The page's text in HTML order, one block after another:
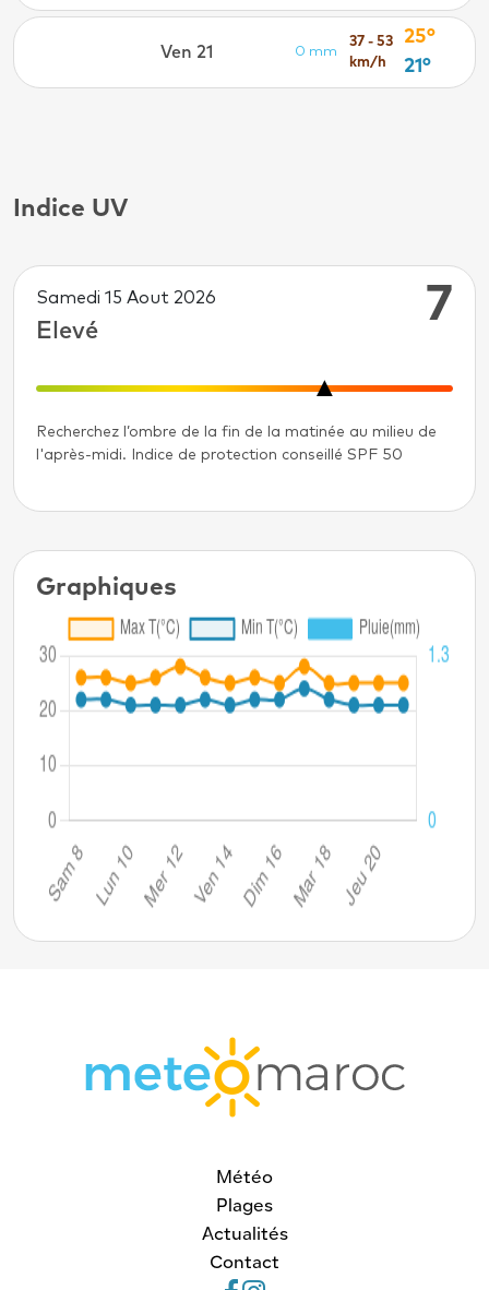
Ven 21 0 mm
37 - 53
km/h
25°
21°
Indice UV
Samedi 15 Aout 2026
Elevé
7
Recherchez l’ombre de la fin de la matinée au milieu de
l'après-midi. Indice de protection conseillé SPF 50
Graphiques
Météo
Plages
Actualités
Contact